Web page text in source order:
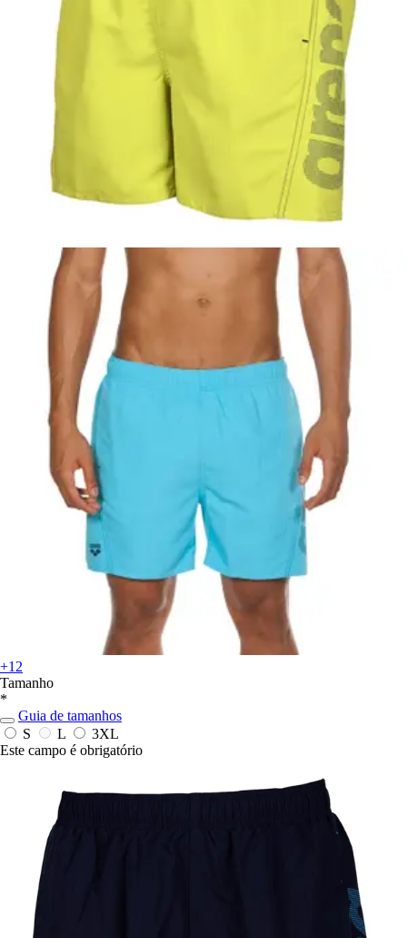
+12
Tamanho
*
Guia de tamanhos
S
L
3XL
Este campo é obrigatório